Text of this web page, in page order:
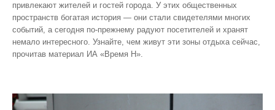
привлекают жителей и гостей города. У этих общественных
пространств богатая история — они стали свидетелями многих
событий, а сегодня по‑прежнему радуют посетителей и хранят
немало интересного. Узнайте, чем живут эти зоны отдыха сейчас,
прочитав материал ИА «Время Н».